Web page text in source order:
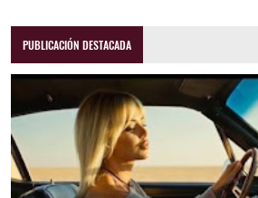
PUBLICACIÓN DESTACADA